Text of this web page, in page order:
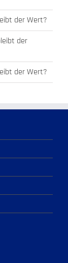
der Wert?
der
der Wert?